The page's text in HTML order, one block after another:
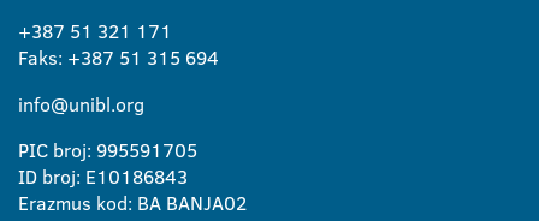
+387 51 321 171
Faks: +387 51 315 694
info@unibl.org
PIC broj: 995591705
ID broj: E10186843
Erazmus kod: BA BANJA02